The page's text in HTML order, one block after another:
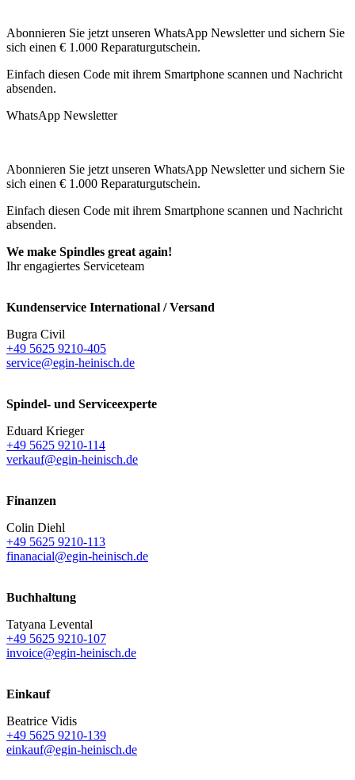
Abonnieren Sie jetzt unseren WhatsApp Newsletter und sichern Sie
sich einen € 1.000 Reparaturgutschein.
Einfach diesen Code mit ihrem Smartphone scannen und Nachricht
absenden.
WhatsApp Newsletter
Abonnieren Sie jetzt unseren WhatsApp Newsletter und sichern Sie
sich einen € 1.000 Reparaturgutschein.
Einfach diesen Code mit ihrem Smartphone scannen und Nachricht
absenden.
We make Spindles great again!
Ihr engagiertes Serviceteam
Kundenservice International / Versand
Bugra Civil
+49 5625 9210-405
service@egin-heinisch.de
Spindel- und Serviceexperte
Eduard Krieger
+49 5625 9210-114
verkauf@egin-heinisch.de
Finanzen
Colin Diehl
+49 5625 9210-113
finanacial@egin-heinisch.de
Buchhaltung
Tatyana Levental
+49 5625 9210-107
invoice@egin-heinisch.de
Einkauf
Beatrice Vidis
+49 5625 9210-139
einkauf@egin-heinisch.de